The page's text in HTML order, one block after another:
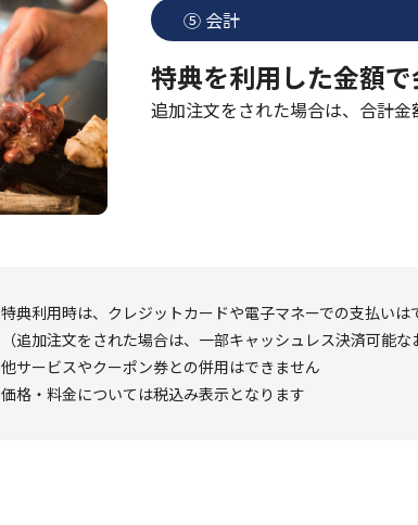
⑤ 会計
特典を利用した金額で
追加注文をされた場合は、合計金
特典利用時は、クレジットカードや電子マネーでの支払いは
（追加注文をされた場合は、一部キャッシュレス決済可能な
他サービスやクーポン券との併用はできません
価格・料金については税込み表示となります